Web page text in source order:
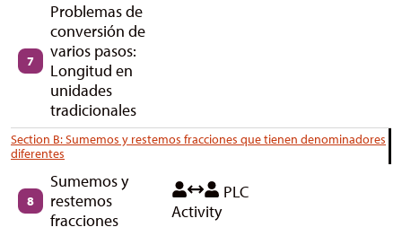
7
Problemas de
conversión de
varios pasos:
Longitud en
unidades
tradicionales
Section B: Sumemos y restemos fracciones que tienen denominadores
diferentes
8
Sumemos y
restemos
fracciones
PLC
Activity